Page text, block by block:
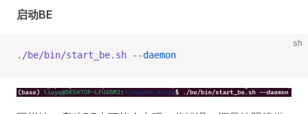
启动BE
sh
./be/bin/start_be.sh --daemon